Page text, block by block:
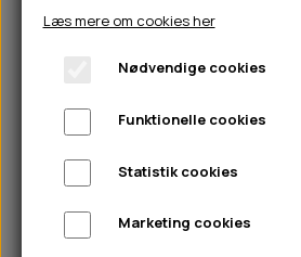
CHICOPEE
GODBIDSTASKE
HALSBÅND
🦴 GODBIDDER &
🍖
🎾 LEGETØJ
TÆNDER, ØRE, ØJE,
🐾 UDSTYR &
DRIKKEFLASKER/
HUER OG VANTER
PINEWOOD SALES
TIL KAT
TILBUD
NYHEDER
ABONNEMENT
Læs mere om cookies her
Nødvendige cookies
Funktionelle cookies
Statistik cookies
Marketing cookies